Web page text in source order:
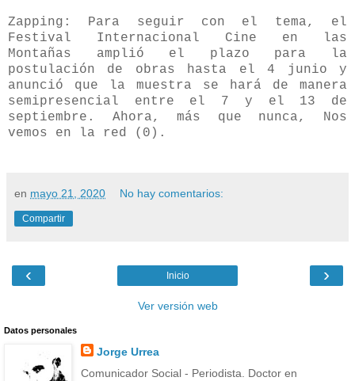
Zapping: Para seguir con el tema, el
Festival Internacional Cine en las
Montañas amplió el plazo para la
postulación de obras hasta el 4 junio y
anunció que la muestra se hará de manera
semipresencial entre el 7 y el 13 de
septiembre. Ahora, más que nunca, Nos
vemos en la red (0).
en mayo 21, 2020 No hay comentarios:
Compartir
‹ ›
Inicio
Ver versión web
Datos personales
Jorge Urrea
Comunicador Social - Periodista. Doctor en